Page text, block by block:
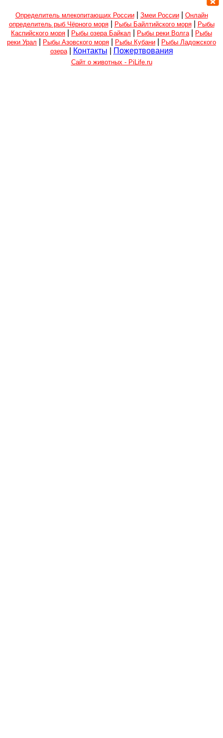
Определитель млекопитающих России| Змеи России| Онлайн
определитель рыб Чёрного моря| Рыбы Байлтийского моря|
Рыбы
Каспийского моря
Рыбы озера Байкал Рыбы реки Волга
Рыбы
реки Урал
Рыбы Азовского моря Рыбы Кубани
Рыбы Ладожского
озера| Контакты Пожертвования
Сайт о животных - PiLife.ru